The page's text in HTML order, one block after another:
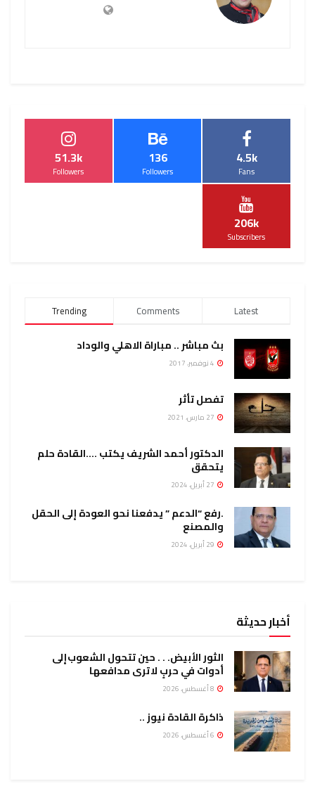
4.5k
Fans
136
Followers
51.3k
Followers
206k
Subscribers
Trending Comments Latest
بث مباشر .. مباراة الاهلي والوداد
تفصل تأثر
الدكتور أحمد الشريف يكتب ….القادة حلم
يتحقق
.رفع “الدعم ” يدفعنا نحو العودة إلى الحقل
والمصنع
أخبار حديثة
الثور الأبيض. . . حين تتحول الشعوب إلى
أدوات في حربٍ لا ترى مدافعها
ذاكرة القادة نيوز ..